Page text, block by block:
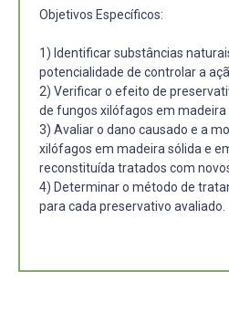
Objetivos Específicos:
1) Identificar substâncias
potencialidade de controlar a
2) Verificar o efeito de
de fungos xilófagos em madeira
3) Avaliar o dano causado e a
xilófagos em madeira sólida e
reconstituída tratados com
4) Determinar o método de
para cada preservativo avaliado.